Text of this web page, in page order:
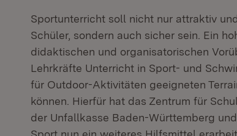
Sportunterricht soll nicht nur attraktiv
Schüler, sondern auch sicher sein. Ein
didaktischen und organisatorischen
Lehrkräfte Unterricht in Sport- und
für Outdoor-Aktivitäten geeigneten
können. Hierfür hat das Zentrum für
der Unfallkasse Baden-Württemberg